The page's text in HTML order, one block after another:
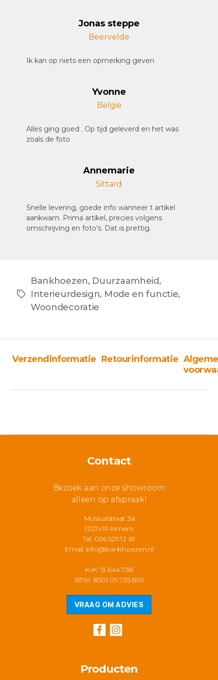
Jonas steppe
Beervelde
Ik kan op niets een opmerking geven
Yvonne
België
Alles ging goed . Op tijd geleverd en het was
zoals de foto
Annemarie
Sittard
Snelle levering, goede info wanneer t artikel
aankwam. Prima artikel, precies volgens
omschrijving en foto's. Dat is prettig.
Tags
Bankhoezen, Duurzaamheid,
Interieurdesign, Mode en functie,
Woondecoratie
Verzendinformatie Retourinformatie
Contact
Bezoek aan onze showroom
alleen op afspraak!
Musicalstraat 3a
1323VR Almere
Tel: 036 525 12 81
Email: info@bankhoezen.nl
KvK: 51.644.738
BTW: 8501.09.735.B01
VRAAG OM ADVIES
Producten